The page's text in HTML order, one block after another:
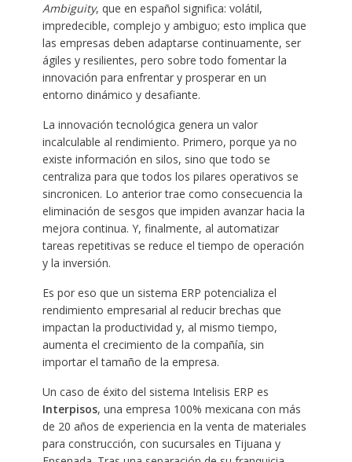
Ambiguity, que en español significa: volátil,
impredecible, complejo y ambiguo; esto implica que
las empresas deben adaptarse continuamente, ser
ágiles y resilientes, pero sobre todo fomentar la
innovación para enfrentar y prosperar en un
entorno dinámico y desafiante.
La innovación tecnológica genera un valor
incalculable al rendimiento. Primero, porque ya no
existe información en silos, sino que todo se
centraliza para que todos los pilares operativos se
sincronicen. Lo anterior trae como consecuencia la
eliminación de sesgos que impiden avanzar hacia la
mejora continua. Y, finalmente, al automatizar
tareas repetitivas se reduce el tiempo de operación
y la inversión.
Es por eso que un sistema ERP potencializa el
rendimiento empresarial al reducir brechas que
impactan la productividad y, al mismo tiempo,
aumenta el crecimiento de la compañía, sin
importar el tamaño de la empresa.
Un caso de éxito del sistema Intelisis ERP es
Interpisos, una empresa 100% mexicana con más
de 20 años de experiencia en la venta de materiales
para construcción, con sucursales en Tijuana y